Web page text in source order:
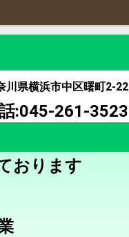
川県横浜市中区曙町2-22
:045-261-3523
おります